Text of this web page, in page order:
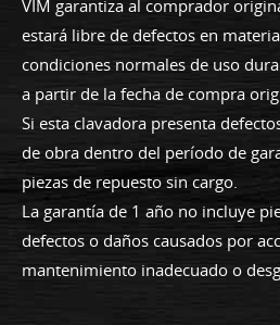
VIM garantiza al comprador
estará libre de defectos en
condiciones normales de uso
a partir de la fecha de compra
Si esta clavadora presenta
de obra dentro del período de
piezas de repuesto sin cargo.
La garantía de 1 año no incluye
defectos o daños causados por
mantenimiento inadecuado o